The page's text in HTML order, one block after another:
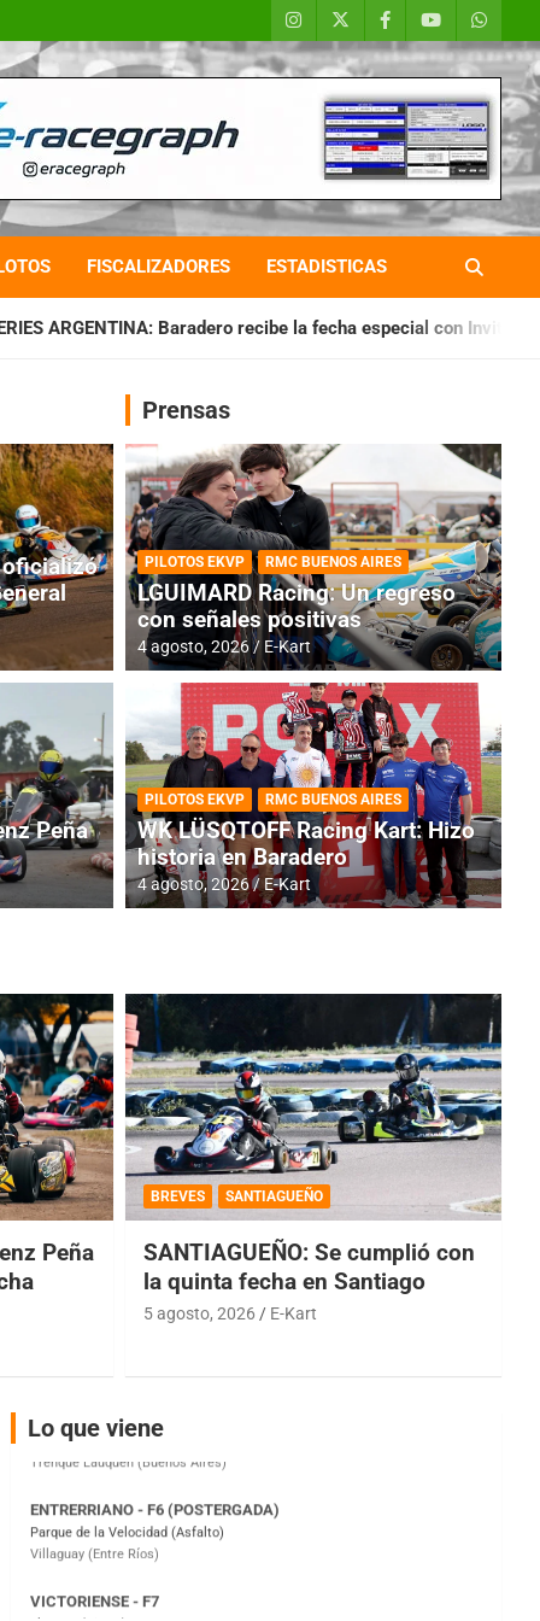
FISCALIZADORES ESTADISTICAS
recibe la fecha especial con Invitados CHAQUEÑO
RMC BUENOS AIRES
Cerró una jornada
oficializó
Peña
Prensas
PILOTOS EKVP RMC BUENOS AIRES
LGUIMARD Racing: Un regreso
con señales positivas
4 agosto, 2026 E-Kart
PILOTOS EKVP RMC BUENOS AIRES
WK LÜSQTOFF Racing Kart: Hizo
historia en Baradero
4 agosto, 2026 E-Kart
Peña
BREVES SANTIAGUEÑO
SANTIAGUEÑO: Se cumplió con
la quinta fecha en Santiago
5 agosto, 2026 E-Kart
Lo que viene
COBERTURA ESPECIAL DE E-KART.COM.AR
08/09-AGO
IAME SERIES ARGENTINA 6
Ramiro Tot (Asfalto)
Baradero (Buenos Aires)
Parque de la Velocidad (Asfalto)
El Cerro (Tierra)
Victoria (Entre Ríos)
Moto Club Reginense (Tierra)